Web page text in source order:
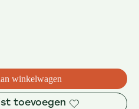
winkelwagen
toevoegen